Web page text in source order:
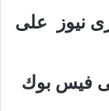
نيوز على
فيس بوك